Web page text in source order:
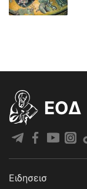
EOΔ
Ειδησεισ